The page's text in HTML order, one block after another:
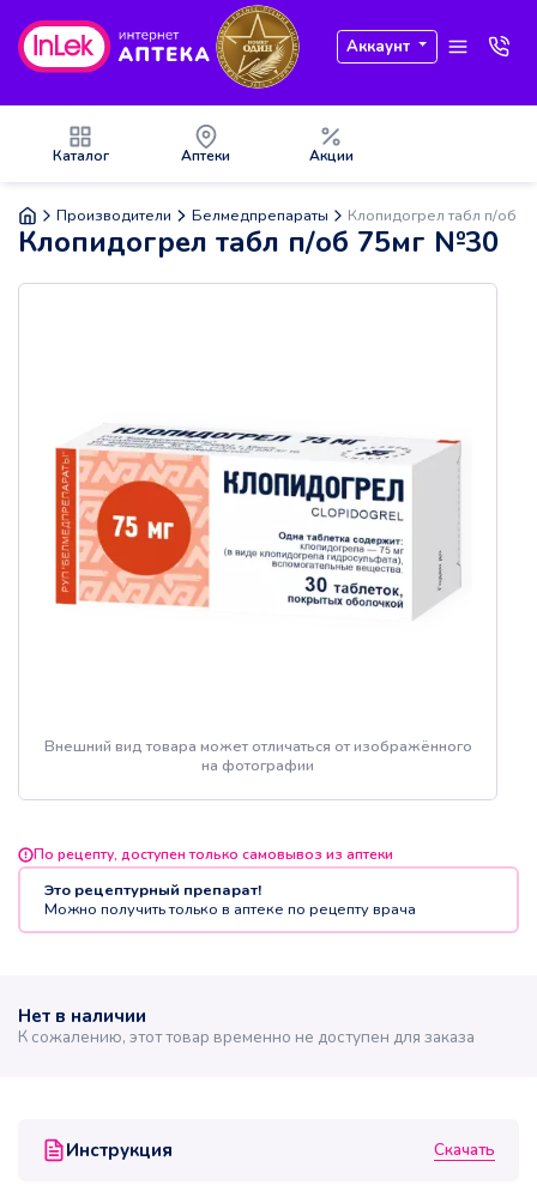
Аккаунт
Каталог Аптеки Акции
Производители Белмедпрепараты Клопидогрел табл п/об
Клопидогрел табл п/об 75мг №30
Внешний вид товара может отличаться от изображённого
на фотографии
По рецепту, доступен только самовывоз из аптеки
Это рецептурный препарат!
Можно получить только в аптеке по рецепту врача
Инструкция Скачать
Нет в наличии
К сожалению, этот товар временно не доступен для заказа